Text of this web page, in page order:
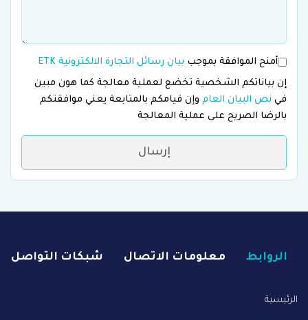
أمنح الموافقة بموجب بيان رسائل التجارة الالكترونية ETK
إن بياناتكم الشخصية تخضع لعملية معالجة كما هون مبين
في نص البيان العام وإن قيامكم بالمتابعة يعني موافقتكم
بالرضا الصريح على عملية المعالجة
إرسال
الروابط معلومات الاتصال شبكات التواصل
الرئيسية